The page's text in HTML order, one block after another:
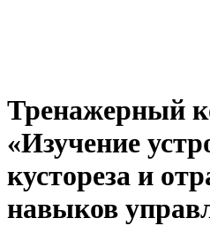
Тренажерный
«Изучение
кустореза и
навыков